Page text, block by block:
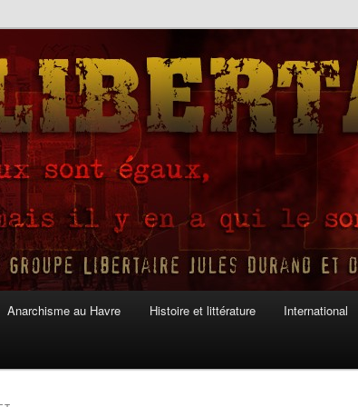
Anarchisme au Havre Histoire et littérature International